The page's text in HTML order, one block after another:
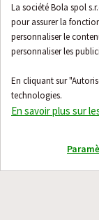
La société Bola spol
pour assurer la
personnaliser le
personnaliser les
En cliquant sur
technologies.
En savoir plus sur